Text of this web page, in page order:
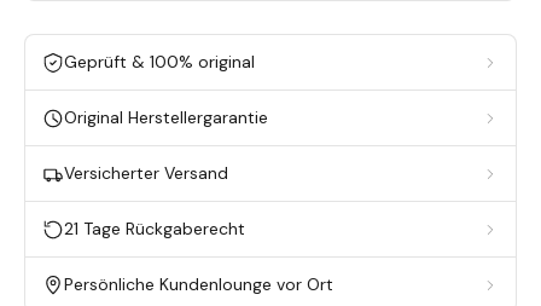
Geprüft & 100% original
Original Herstellergarantie
Versicherter Versand
21 Tage Rückgaberecht
Persönliche Kundenlounge vor Ort